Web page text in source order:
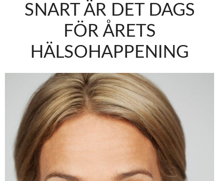
SNART ÄR DET DAGS
FÖR ÅRETS
HÄLSOHAPPENING